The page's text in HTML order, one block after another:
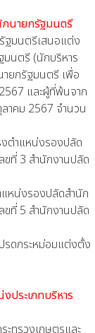
กนายกรัฐมนตรี
นตรีเสนอแต่ง
มนตรี (นักบริหาร
ยกรัฐมนตรี เพื่อ
และผู้ที่พ้นจาก
าคม 2567 จำนวน
งตำแหน่งรองปลัด
ขที่ 3 สำนักงานปลัด
แหน่งรองปลัดสำนัก
ขที่ 5 สำนักงานปลัด
รดกระหม่อมแต่งตั้ง
ประเภทบริหาร
รวงเกษตรและ